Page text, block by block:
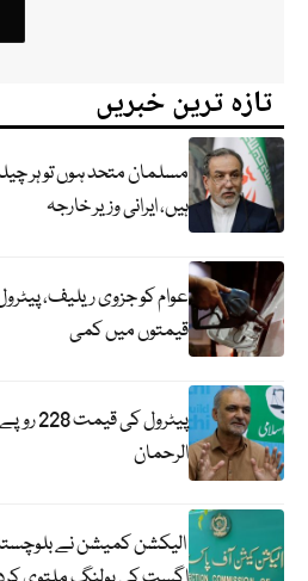
تازہ ترین خبریں
مسلمان متحد ہوں تو ہر
ہیں، ایرانی وزیر خارجہ
عوام کو جزوی ریلیف،
قیمتوں میں کمی
پیٹرول
الرحمان